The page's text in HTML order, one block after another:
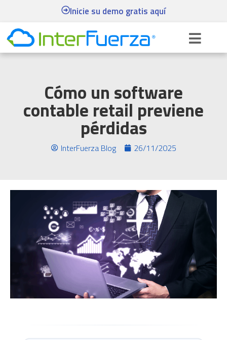
Inicie su demo gratis aquí
Cómo un software
contable retail previene
pérdidas
InterFuerza Blog 26/11/2025